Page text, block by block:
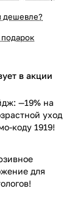
дешевле?
в акции
—19% на
уход
коду 1919!
для